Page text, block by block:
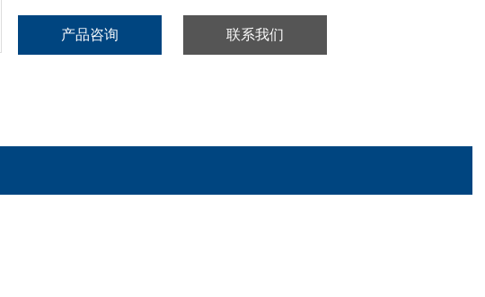
产品咨询 联系我们